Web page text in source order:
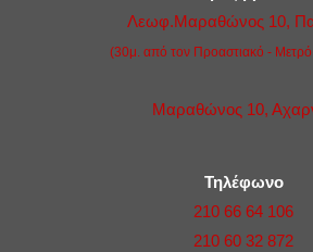
Λεωφ.Μαραθώνος 10,
(30μ. από τον Προαστιακό -
Μαραθώνος 10,
Τηλέφωνο
210 66 64 106
210 60 32 872